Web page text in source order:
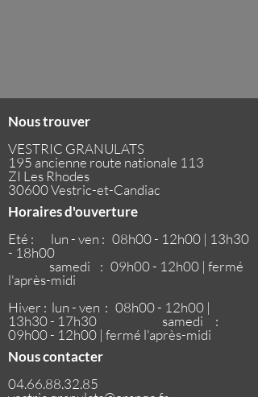
Nous trouver
VESTRIC GRANULATS
195 ancienne route nationale 113
ZI Les Rhodes
30600 Vestric-et-Candiac
Horaires d'ouverture
Eté : lun - ven : 08h00 - 12h00 | 13h30
- 18h00
samedi : 09h00 - 12h00 | fermé
l'après-midi
Hiver : lun - ven : 08h00 - 12h00 |
13h30 - 17h30 samedi :
09h00 - 12h00 | fermé l'après-midi
Nous contacter
04.66.88.32.85